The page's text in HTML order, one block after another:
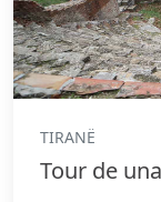
TIRANË
Tour de